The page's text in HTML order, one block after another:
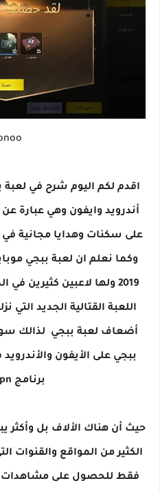
اقدم لكم اليوم شرح في لعبة
أندرويد وايفون وهي عبارة
على سكنات وهدايا مجانية في
وكما نعلم ان لعبة ببجي
2019 ولها لاعبين كثيرين
اللعبة القتالية الجديد التي
أضعاف لعبة ببجي لذالك
ببجي على الأيفون
برنامج free vpn.
حيث أن هناك الألاف بل وأكثر
الكثير من المواقع والقنوات
فقط للحصول على مشاهدات